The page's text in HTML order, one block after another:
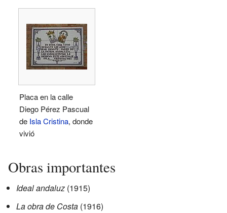
Placa en la calle
Diego Pérez Pascual
de Isla Cristina, donde
vivió
Obras importantes
Ideal andaluz (1915)
La obra de Costa (1916)